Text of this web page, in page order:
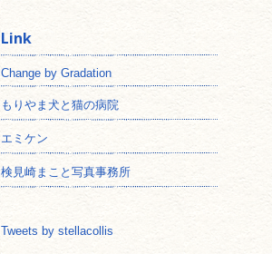
Change by Gradation
もりやま犬と猫の病院
エミケン
検見崎まこと写真事務所
Tweets by stellacollis